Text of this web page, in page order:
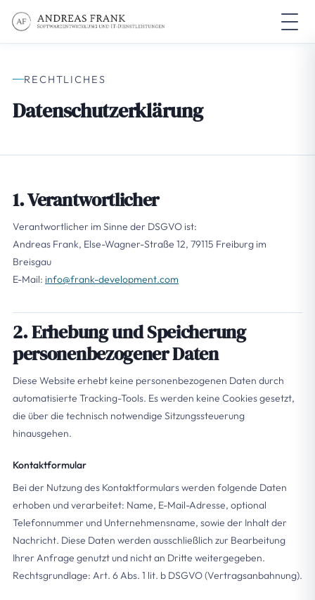
RECHTLICHES
Datenschutzerklärung
1. Verantwortlicher
Verantwortlicher im Sinne der DSGVO ist:
Andreas Frank, Else-Wagner-Straße 12, 79115 Freiburg im
Breisgau
E-Mail: info@frank-development.com
2. Erhebung und Speicherung
personenbezogener Daten
Diese Website erhebt keine personenbezogenen Daten durch
automatisierte Tracking-Tools. Es werden keine Cookies gesetzt,
die über die technisch notwendige Sitzungssteuerung
hinausgehen.
Kontaktformular
Bei der Nutzung des Kontaktformulars werden folgende Daten
erhoben und verarbeitet: Name, E-Mail-Adresse, optional
Telefonnummer und Unternehmensname, sowie der Inhalt der
Nachricht. Diese Daten werden ausschließlich zur Bearbeitung
Ihrer Anfrage genutzt und nicht an Dritte weitergegeben.
Rechtsgrundlage: Art. 6 Abs. 1 lit. b DSGVO (Vertragsanbahnung).